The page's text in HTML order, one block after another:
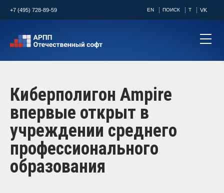
+7 (495) 728-89-59 EN ПОИСК T VK
Киберполигон Ampire
впервые открыт в
учреждении среднего
профессионального
образования